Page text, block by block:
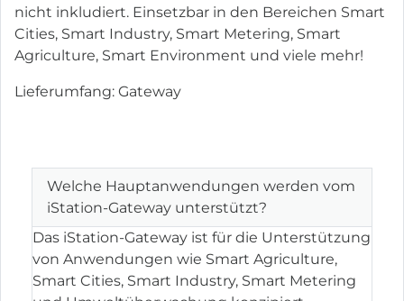
nicht inkludiert. Einsetzbar in den Bereichen Smart
Cities, Smart Industry, Smart Metering, Smart
Agriculture, Smart Environment und viele mehr!
Lieferumfang: Gateway
Welche Hauptanwendungen werden vom
iStation-Gateway unterstützt?
Das iStation-Gateway ist für die Unterstützung
von Anwendungen wie Smart Agriculture,
Smart Cities, Smart Industry, Smart Metering